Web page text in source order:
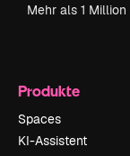
Mehr als 1
Produkte
Spaces
KI-Assistent